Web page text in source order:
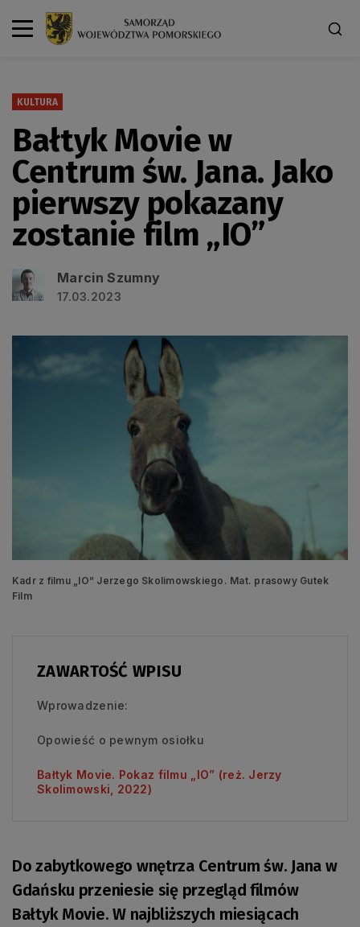
KULTURA
Bałtyk Movie w
Centrum św. Jana. Jako
pierwszy pokazany
zostanie film „IO”
Marcin Szumny
17.03.2023
Kadr z filmu „IO” Jerzego Skolimowskiego. Mat. prasowy Gutek
Film
ZAWARTOŚĆ WPISU
Wprowadzenie:
Opowieść o pewnym osiołku
Bałtyk Movie. Pokaz filmu „IO” (reż. Jerzy
Skolimowski, 2022)
Do zabytkowego wnętrza Centrum św. Jana w
Gdańsku przeniesie się przegląd filmów
Bałtyk Movie. W najbliższych miesiącach